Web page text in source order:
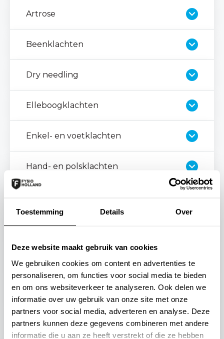
Toestemming Details Over
Deze website maakt gebruik van cookies
We gebruiken cookies om content en advertenties te
personaliseren, om functies voor social media te bieden
en om ons websiteverkeer te analyseren. Ook delen we
informatie over uw gebruik van onze site met onze
partners voor social media, adverteren en analyse. Deze
partners kunnen deze gegevens combineren met andere
informatie die u aan ze heeft verstrekt of die ze hebben
Artrose
Beenklachten
Dry needling
Elleboogklachten
Enkel- en voetklachten
Hand- en polsklachten
Huisbezoeken
Knieklachten - Voorste kruisband
Nekklachten